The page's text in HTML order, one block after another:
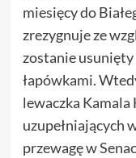
miesięcy do
zrezygnuje ze
zostanie
łapówkami.
lewaczka
uzupełniających
przewagę w